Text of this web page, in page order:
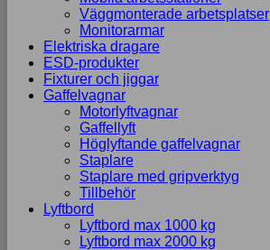
Väggmonterade arbetsplatser
Monitorarmar
Elektriska dragare
ESD-produkter
Fixturer och jiggar
Gaffelvagnar
Motorlyftvagnar
Gaffellyft
Höglyftande gaffelvagnar
Staplare
Staplare med gripverktyg
Tillbehör
Lyftbord
Lyftbord max 1000 kg
Lyftbord max 2000 kg